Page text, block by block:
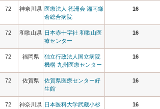
72 神奈川県 医療法人 徳洲会 湘南鎌
倉総合病院
16
72 和歌山県 日本赤十字社 和歌山医
療センター
16
72 福岡県
独立行政法人国立病院
機構 九州医療センター
16
72 佐賀県
佐賀県医療センター好
生館
16
72 神奈川県 日本医科大学武蔵小杉
16